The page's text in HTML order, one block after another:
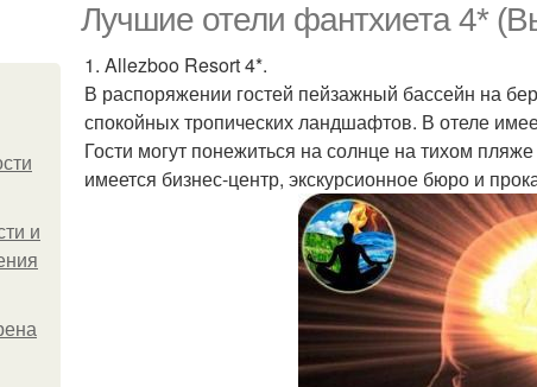
Лучшие отели фантхиета 4*
и
1. Allezboo Resort 4*.
В распоряжении гостей пейзажный бассейн на
спокойных тропических ландшафтов. В отеле
Гости могут понежиться на солнце на тихом
имеется бизнес-центр, экскурсионное бюро и